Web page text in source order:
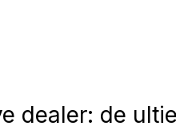
dealer: de